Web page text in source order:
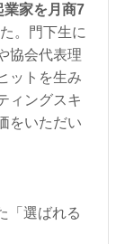
業家を月商7
。門下生に
協会代表理
ットを生み
ィングスキ
をいただい
「選ばれる